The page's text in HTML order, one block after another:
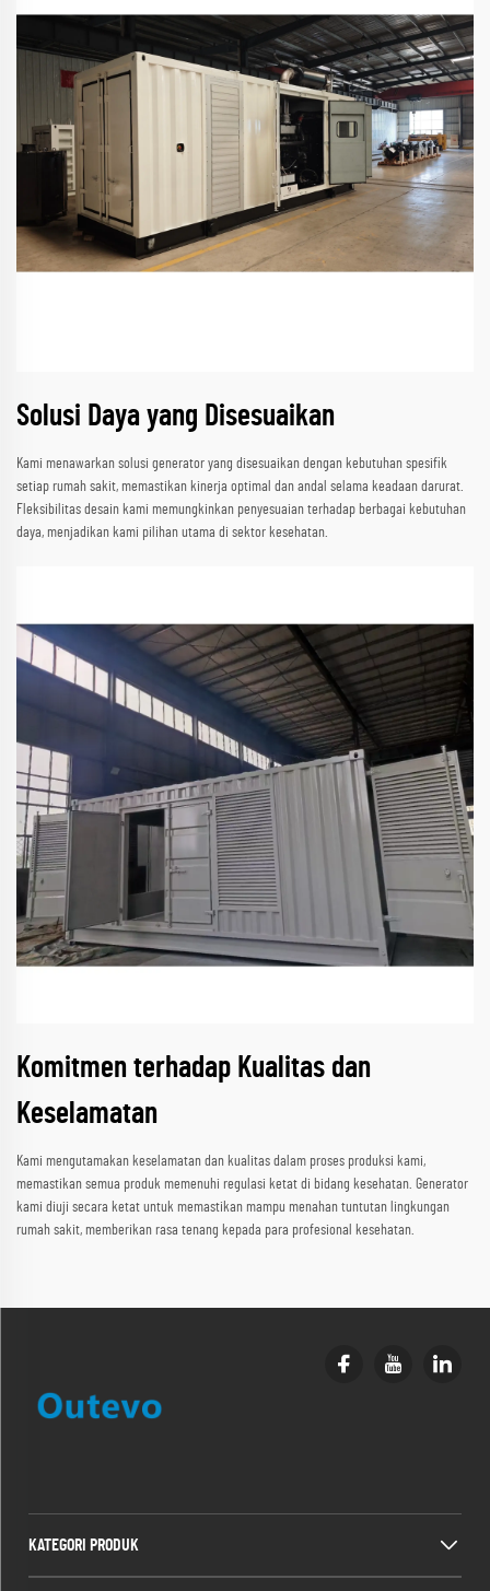
Solusi Daya yang Disesuaikan
Kami menawarkan solusi generator yang disesuaikan dengan kebutuhan spesifik
setiap rumah sakit, memastikan kinerja optimal dan andal selama keadaan darurat.
Fleksibilitas desain kami memungkinkan penyesuaian terhadap berbagai kebutuhan
daya, menjadikan kami pilihan utama di sektor kesehatan.
Komitmen terhadap Kualitas dan
Keselamatan
Kami mengutamakan keselamatan dan kualitas dalam proses produksi kami,
memastikan semua produk memenuhi regulasi ketat di bidang kesehatan. Generator
kami diuji secara ketat untuk memastikan mampu menahan tuntutan lingkungan
rumah sakit, memberikan rasa tenang kepada para profesional kesehatan.
KATEGORI PRODUK